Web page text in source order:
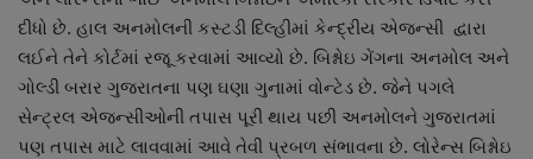
નાણાંકીય સમાચાર
સ્થાનિક સમાચાર
દીધો છે. હાલ અનમોલની કસ્ટડી દિલ્હીમાં કેન્દ્રીય એજન્સી દ્વારા
લઈને તેને કોર્ટમાં રજૂ કરવામાં આવ્યો છે. બિશ્નોઇ ગેંગના અનમોલ અને
ગોલ્ડી બરાર ગુજરાતના પણ ઘણા ગુનામાં વોન્ટેડ છે. જેને પગલે
સેન્ટ્રલ એજન્સીઓની તપાસ પૂરી થાય પછી અનમોલને ગુજરાતમાં
પણ તપાસ માટે લાવવામાં આવે તેવી પ્રબળ સંભાવના છે. લોરેન્સ બિશ્નોઇ